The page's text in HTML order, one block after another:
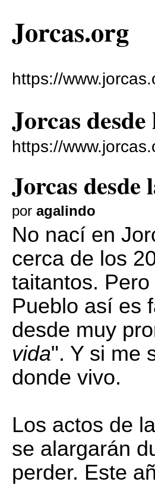
Jorcas.org
https://
Jorcas
https://
Jorcas desde
por agalindo
No nací en
cerca de los
taitantos.
Pueblo así es
desde muy
vida". Y si me
donde vivo.
Los actos de
se alargarán
perder. Este